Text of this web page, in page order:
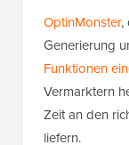
OptinMonster,
Generierung
Funktionen
Vermarktern
Zeit an den
liefern.